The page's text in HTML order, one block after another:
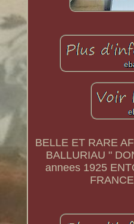
BELLE ET RARE
BALLURIAU "
annees 1925